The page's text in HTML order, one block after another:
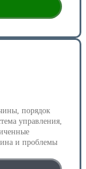
порядок
управления,
и проблемы